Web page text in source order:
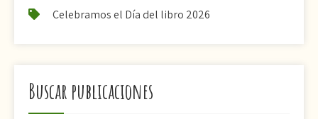
Celebramos el Día del libro 2026
Buscar publicaciones